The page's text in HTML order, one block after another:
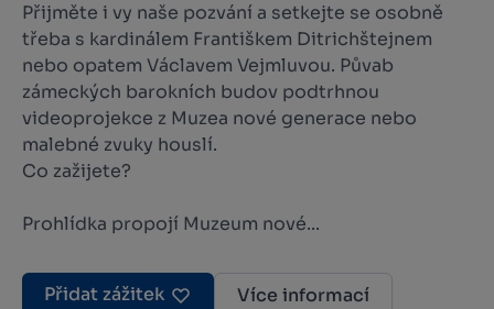
Přijměte i vy naše pozvání a setkejte se osobně
třeba s kardinálem Františkem Ditrichštejnem
nebo opatem Václavem Vejmluvou. Půvab
zámeckých barokních budov podtrhnou
videoprojekce z Muzea nové generace nebo
malebné zvuky houslí.
Co zažijete?
Prohlídka propojí Muzeum nové...
Přidat zážitek Více informací